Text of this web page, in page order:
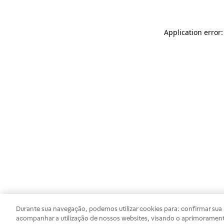
Application
Durante sua navegação, podemos utilizar cookies para: confirmar
acompanhar a utilização de nossos websites, visando o